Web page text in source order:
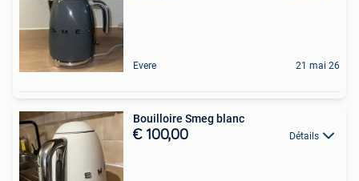
Evere 21 mai 26
Bouilloire Smeg blanc
€ 100,00 Détails